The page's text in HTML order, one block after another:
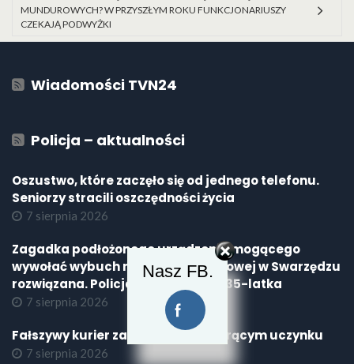
MUNDUROWYCH? W PRZYSZŁYM ROKU FUNKCJONARIUSZY
CZEKAJĄ PODWYŻKI
Wiadomości TVN24
Policja – aktualności
Oszustwo, które zaczęło się od jednego telefonu.
Seniorzy stracili oszczędności życia
7 sierpnia 2026
Zagadka podłożonego urządzenia mogącego
wywołać wybuch na stacji benzynowej w Swarzędzu
rozwiązana. Policjanci zatrzymali 35-latka
7 sierpnia 2026
Fałszywy kurier zatrzymany na gorącym uczynku
7 sierpnia 2026
Nasz FB.